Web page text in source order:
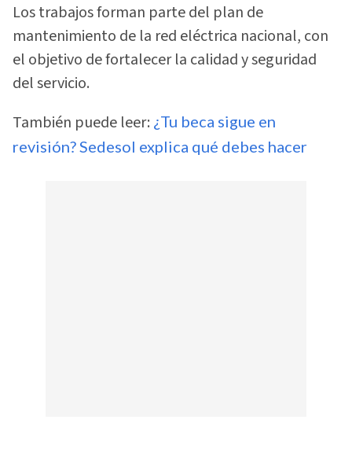
Los trabajos forman parte del plan de
mantenimiento de la red eléctrica nacional, con
el objetivo de fortalecer la calidad y seguridad
del servicio.
También puede leer: ¿Tu beca sigue en
revisión? Sedesol explica qué debes hacer